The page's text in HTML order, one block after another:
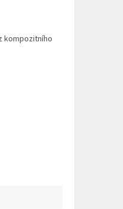
kompozitního